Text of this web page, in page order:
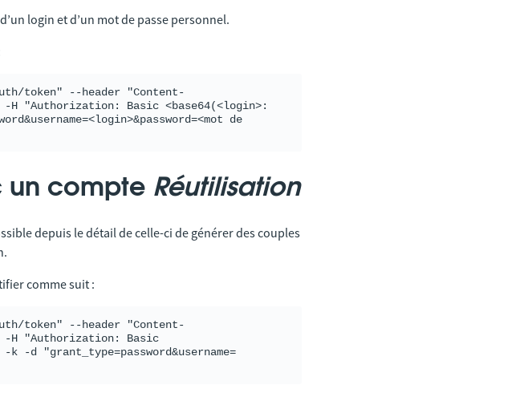
login et d’un mot de passe personnel.
token" --header "Content-
-H "Authorization: Basic <base64(<login>:
de
un compte Réutilisation
depuis le détail de celle-ci de générer des couples
comme suit :
token" --header "Content-
-H "Authorization: Basic
-d "grant_type=password&username=